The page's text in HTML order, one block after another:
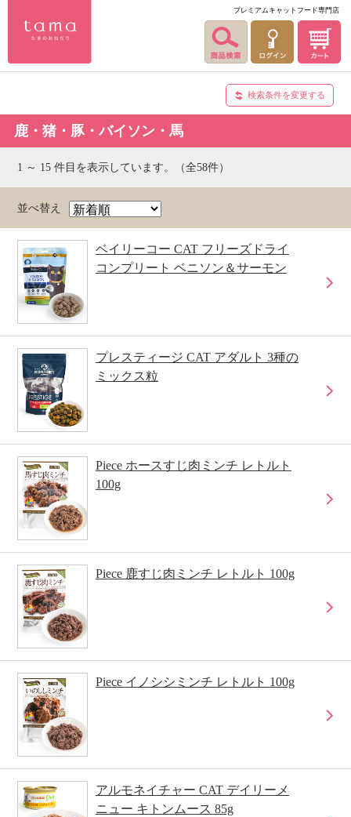
プレミアムキャットフード専門店
検索条件を変更する
鹿・猪・豚・バイソン・馬
1 ～ 15 件目を表示しています。（全58件）
並べ替え
ベイリーコー CAT フリーズドライ
コンプリート ベニソン＆サーモン
プレスティージ CAT アダルト 3種の
ミックス粒
Piece ホースすじ肉ミンチ レトルト
100g
Piece 鹿すじ肉ミンチ レトルト 100g
Piece イノシシミンチ レトルト 100g
アルモネイチャー CAT デイリーメ
ニュー キトンムース 85g